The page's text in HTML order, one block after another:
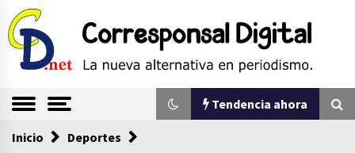
Saltar
al
contenido
Corresponsal
Digital
La nueva alternativa en periodismo
Tendencia ahora
Tendencia ahora
Inicio Deportes